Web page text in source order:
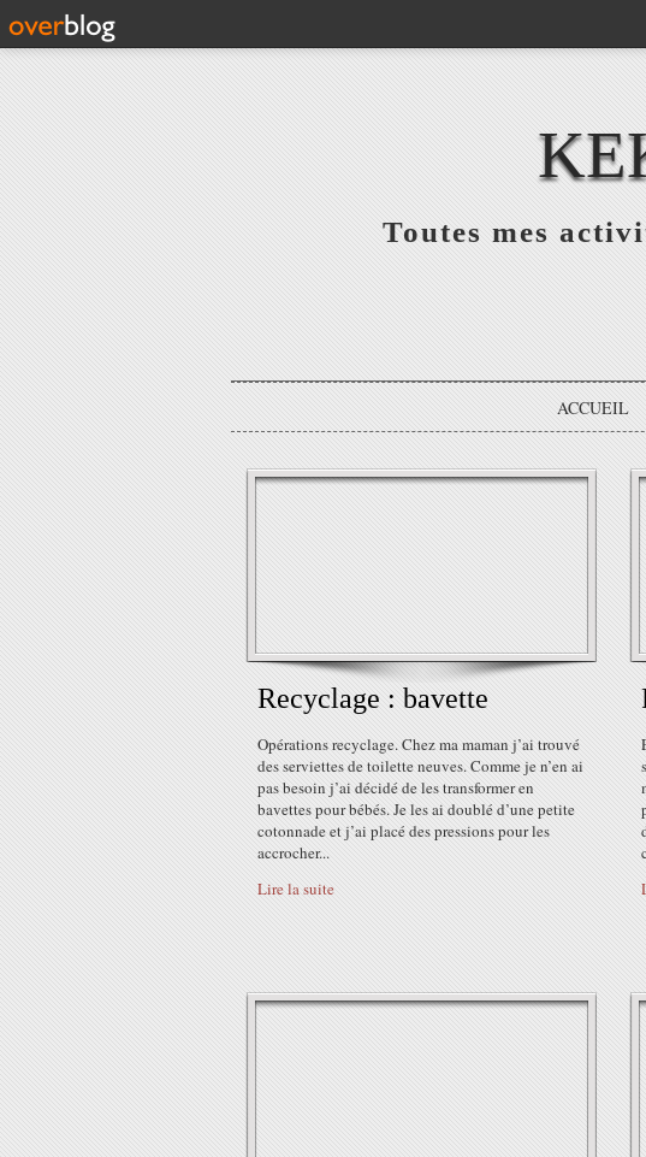
Toutes mes
ACCUEIL
Recyclage : bavette
Opérations recyclage. Chez ma maman j’ai trouvé
des serviettes de toilette neuves. Comme je n’en ai
pas besoin j’ai décidé de les transformer en
bavettes pour bébés. Je les ai doublé d’une petite
cotonnade et j’ai placé des pressions pour les
accrocher...
Lire la suite